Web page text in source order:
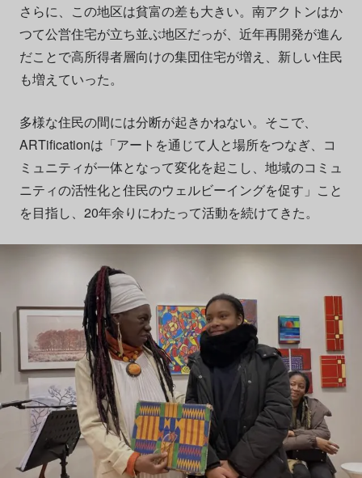
さらに、この地区は貧富の差も大きい。南アクトンはか
つて公営住宅が立ち並ぶ地区だっが、近年再開発が進ん
だことで高所得者層向けの集団住宅が増え、新しい住民
も増えていった。
多様な住民の間には分断が起きかねない。そこで、
ARTificationは「アートを通じて人と場所をつなぎ、コ
ミュニティが一体となって変化を起こし、地域のコミュ
ニティの活性化と住民のウェルビーイングを促す」こと
を目指し、20年余りにわたって活動を続けてきた。